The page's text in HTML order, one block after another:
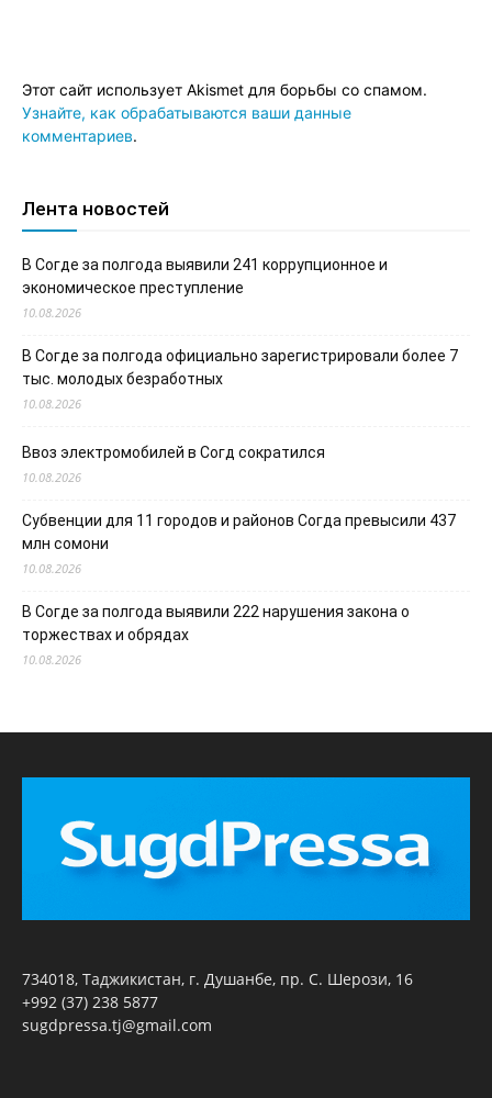
Этот сайт использует Akismet для борьбы со спамом.
Узнайте, как обрабатываются ваши данные
комментариев.
Лента новостей
В Согде за полгода выявили 241 коррупционное и
экономическое преступление
10.08.2026
В Согде за полгода официально зарегистрировали более 7
тыс. молодых безработных
10.08.2026
Ввоз электромобилей в Согд сократился
10.08.2026
Субвенции для 11 городов и районов Согда превысили 437
млн сомони
10.08.2026
В Согде за полгода выявили 222 нарушения закона о
торжествах и обрядах
10.08.2026
734018, Таджикистан, г. Душанбе, пр. С. Шерози, 16
+992 (37) 238 5877
sugdpressa.tj@gmail.com